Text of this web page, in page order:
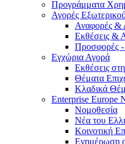
Προγράμματα
Αγορές
Αναφορές &
Εκθέσεις &
Προσφορές -
Εγχώρια Αγορά
Εκθέσεις
Θέματα
Κλαδικά
Enterprise Europe
Νομοθεσία
Νέα του
Κοινοτική
Ενημέρωση